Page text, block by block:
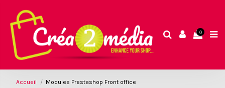
0
Accueil Modules Prestashop Front office